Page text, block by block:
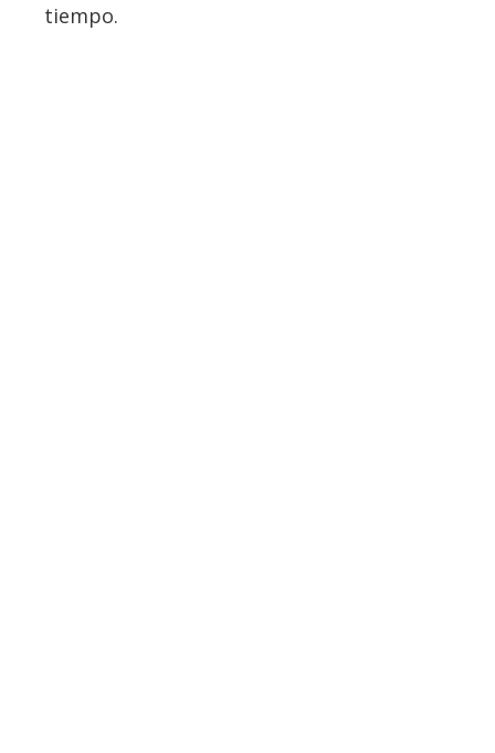
tiempo.